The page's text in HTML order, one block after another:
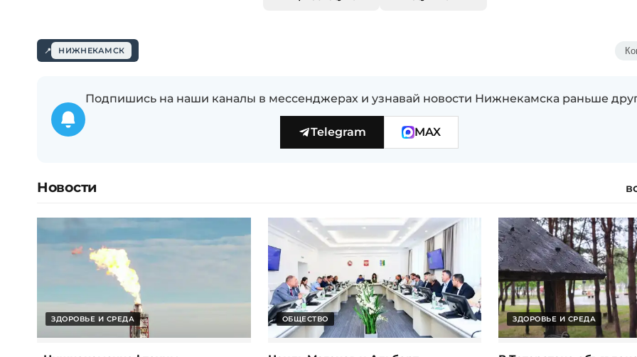
НИЖНЕКАМСК
Подпишись на наши каналы в мессенджерах и узнавай новости Нижнекамска раньше
Telegram MAX
Новости
ЗДОРОВЬЕ И СРЕДА ОБЩЕСТВО ЗДОРОВЬЕ И СРЕДА